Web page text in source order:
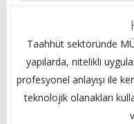
Taahhüt sektöründe
yapılarda, nitelikli
profesyonel anlayışı ile
teknolojik olanakları